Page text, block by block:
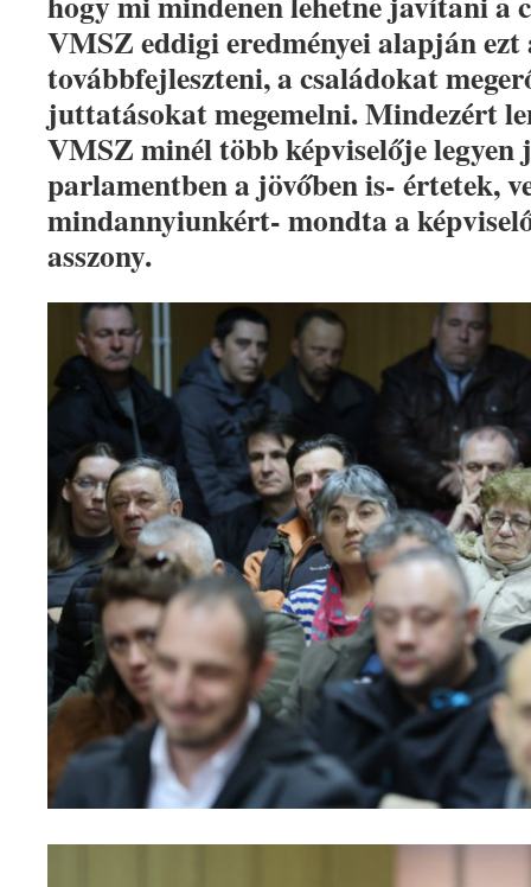
VMSZ eddigi eredményei alapján
továbbfejleszteni, a családokat
juttatásokat megemelni. Mindezért
VMSZ minél több képviselője legyen
parlamentben a jövőben is- értetek,
mindannyiunkért- mondta a
asszony.